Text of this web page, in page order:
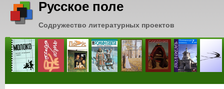
Русское поле
Содружество литературных проектов